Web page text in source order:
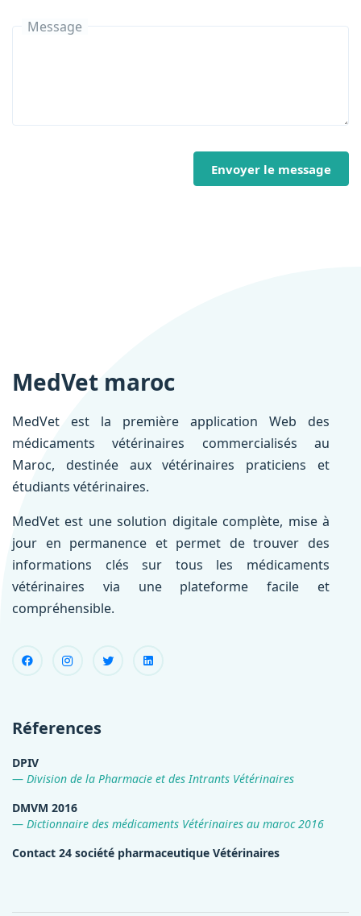
Message
Envoyer le message
MedVet maroc
MedVet est la première application Web des
médicaments vétérinaires commercialisés au
Maroc, destinée aux vétérinaires praticiens et
étudiants vétérinaires.
MedVet est une solution digitale complète, mise à
jour en permanence et permet de trouver des
informations clés sur tous les médicaments
vétérinaires via une plateforme facile et
compréhensible.
Réferences
DPIV
Division de la Pharmacie et des Intrants Vétérinaires
DMVM 2016
Dictionnaire des médicaments Vétérinaires au maroc 2016
Contact 24 société pharmaceutique Vétérinaires